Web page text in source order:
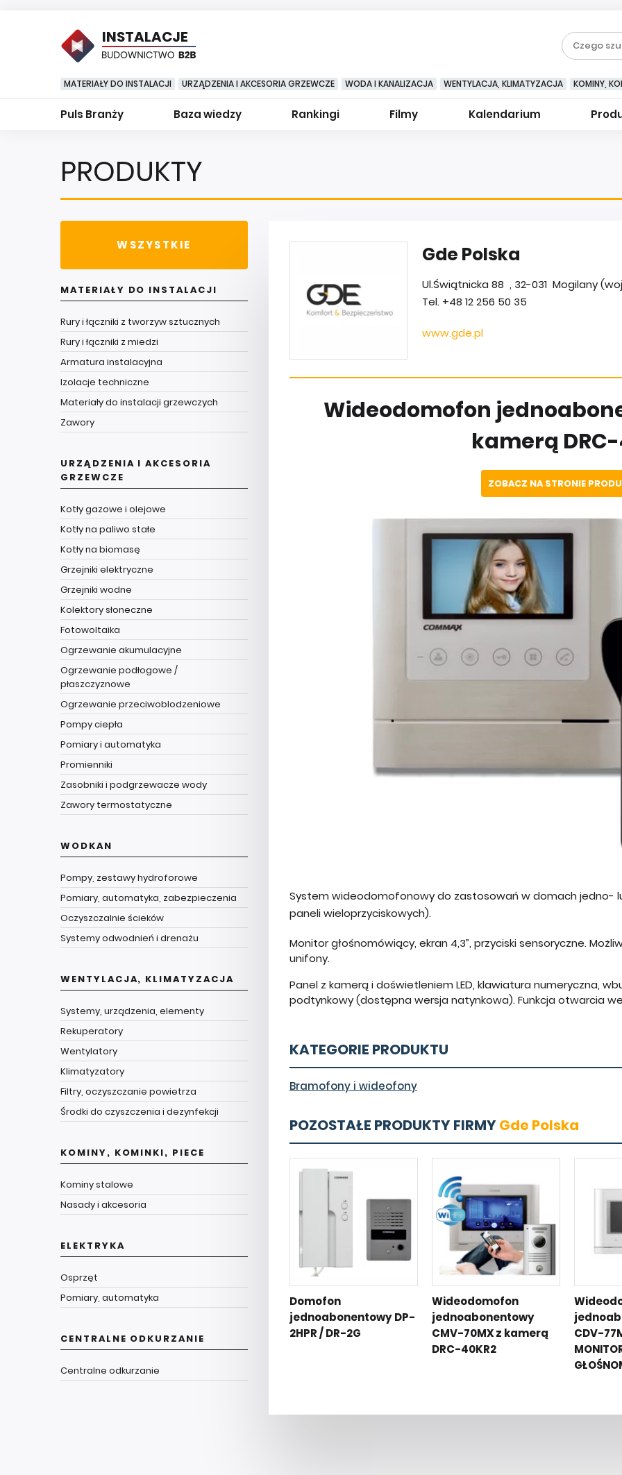
INSTALACJE
MATERIAŁY DO INSTALACJI URZĄDZENIA I AKCESORIA GRZEWCZE WODA I KANALIZACJA WENTYLACJA, KLIMATYZACJA KOMINY,
Puls Branży Baza wiedzy Rankingi Filmy Kalendarium
PRODUKTY
WSZYSTKIE
MATERIAŁY DO INSTALACJI
Rury i łączniki z tworzyw sztucznych
Rury i łączniki z miedzi
Armatura instalacyjna
Izolacje techniczne
Materiały do instalacji grzewczych
Zawory
URZĄDZENIA I AKCESORIA
GRZEWCZE
Kotły gazowe i olejowe
Kotły na paliwo stałe
Kotły na biomasę
Grzejniki elektryczne
Grzejniki wodne
Kolektory słoneczne
Fotowoltaika
Ogrzewanie akumulacyjne
Ogrzewanie podłogowe /
płaszczyznowe
Ogrzewanie przeciwoblodzeniowe
Pompy ciepła
Pomiary i automatyka
Promienniki
Zasobniki i podgrzewacze wody
Zawory termostatyczne
WODKAN
Pompy, zestawy hydroforowe
Pomiary, automatyka, zabezpieczenia
Oczyszczalnie ścieków
Systemy odwodnień i drenażu
WENTYLACJA, KLIMATYZACJA
Systemy, urządzenia, elementy
Rekuperatory
Wentylatory
Klimatyzatory
Filtry, oczyszczanie powietrza
Środki do czyszczenia i dezynfekcji
KOMINY, KOMINKI, PIECE
Kominy stalowe
Nasady i akcesoria
ELEKTRYKA
Osprzęt
Pomiary, automatyka
CENTRALNE ODKURZANIE
Centralne odkurzanie
Gde Polska
Ul.Świątnicka 88 , 32-031 Mogilany
Tel. +48 12 256 50 35
www.gde.pl
Wideodomofon
kamerą DRC-
ZOBACZ NA STRONIE
System wideodomofonowy do zastosowań w domach jedno-
paneli wieloprzyciskowych).
Monitor głośnomówiący, ekran 4,3”, przyciski sensoryczne.
unifony.
Panel z kamerą i doświetleniem LED, klawiatura numeryczna,
podtynkowy (dostępna wersja natynkowa). Funkcja otwarcia
KATEGORIE PRODUKTU
Bramofony i wideofony
POZOSTAŁE PRODUKTY FIRMYGde Polska
Domofon
jednoabonentowy DP-
2HPR / DR-2G
Wideodomofon
jednoabonentowy
CMV-70MX z kamerą
DRC-40KR2
CDV-